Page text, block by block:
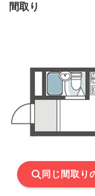
間取り
同じ間取り